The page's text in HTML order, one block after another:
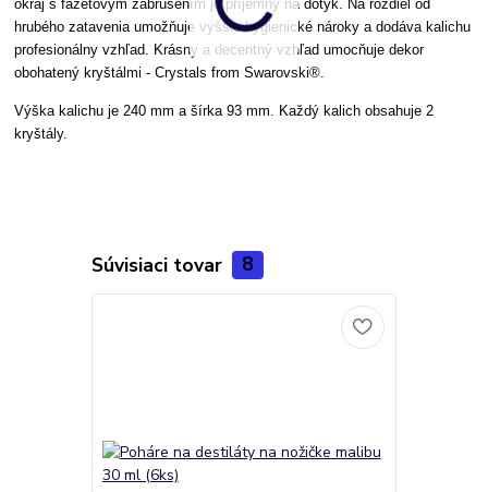
okraj s fazetovým zabrúsením je príjemný na dotyk. Na rozdiel od
hrubého zatavenia umožňuje vyššie hygienické nároky a dodáva kalichu
profesionálny vzhľad. Krásny a decentný vzhľad umocňuje dekor
obohatený kryštálmi -Crystals from Swarovski®.
Výška kalichu je 240 mm a šírka 93 mm. Každý kalich obsahuje 2
kryštály.
Súvisiaci tovar 8